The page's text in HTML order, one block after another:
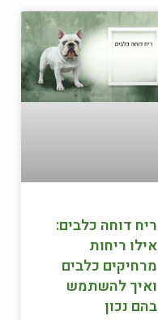
ריח דוחה כלבים:
אילו ריחות
מרחיקים כלבים
ואיך להשתמש
בהם נכון